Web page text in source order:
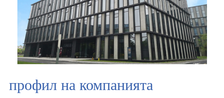
профил на компанията